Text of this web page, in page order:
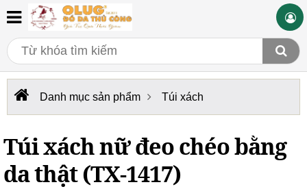
Danh mục sản phẩm Túi xách
Túi xách nữ đeo chéo bằng
da thật (TX-1417)